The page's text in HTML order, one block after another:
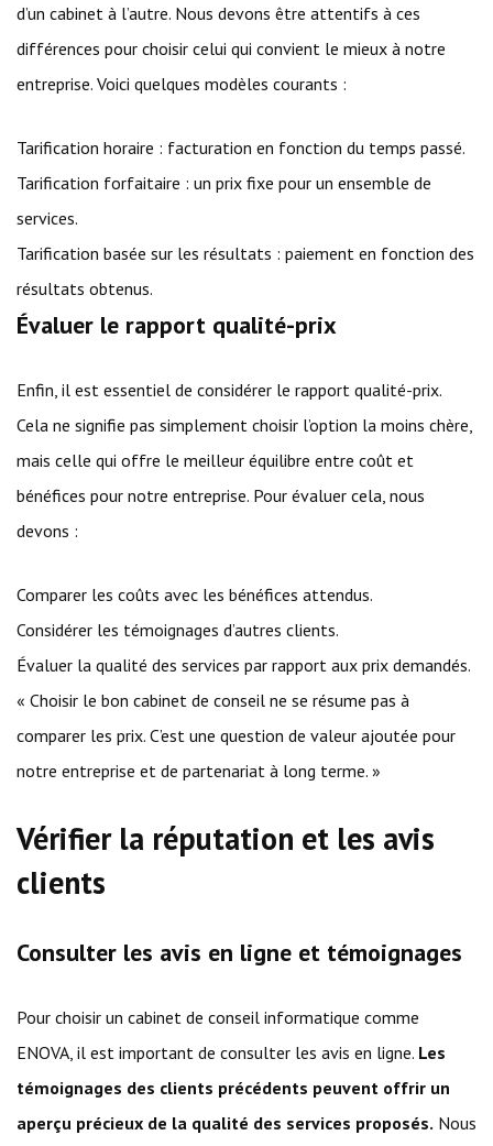
d’un cabinet à l’autre. Nous devons être attentifs à ces
différences pour choisir celui qui convient le mieux à notre
entreprise. Voici quelques modèles courants :
Tarification horaire : facturation en fonction du temps passé.
Tarification forfaitaire : un prix fixe pour un ensemble de
services.
Tarification basée sur les résultats : paiement en fonction des
résultats obtenus.
Évaluer le rapport qualité-prix
Enfin, il est essentiel de considérer le rapport qualité-prix.
Cela ne signifie pas simplement choisir l’option la moins chère,
mais celle qui offre le meilleur équilibre entre coût et
bénéfices pour notre entreprise. Pour évaluer cela, nous
devons :
Comparer les coûts avec les bénéfices attendus.
Considérer les témoignages d’autres clients.
Évaluer la qualité des services par rapport aux prix demandés.
« Choisir le bon cabinet de conseil ne se résume pas à
comparer les prix. C’est une question de valeur ajoutée pour
notre entreprise et de partenariat à long terme. »
Vérifier la réputation et les avis
clients
Consulter les avis en ligne et témoignages
Pour choisir un cabinet de conseil informatique comme
ENOVA, il est important de consulter les avis en ligne. Les
témoignages des clients précédents peuvent offrir un
aperçu précieux de la qualité des services proposés. Nous